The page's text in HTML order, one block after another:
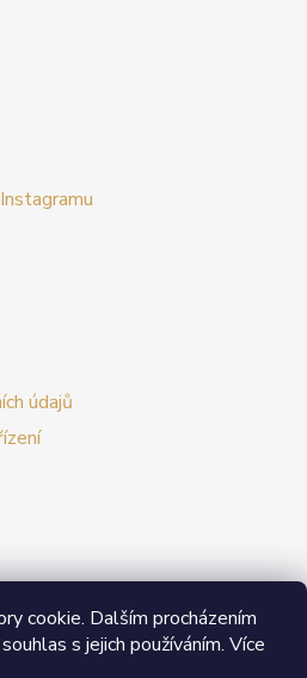
cookie. Dalším procházením
s jejich používáním. Více
údajů
web Smart vypínače